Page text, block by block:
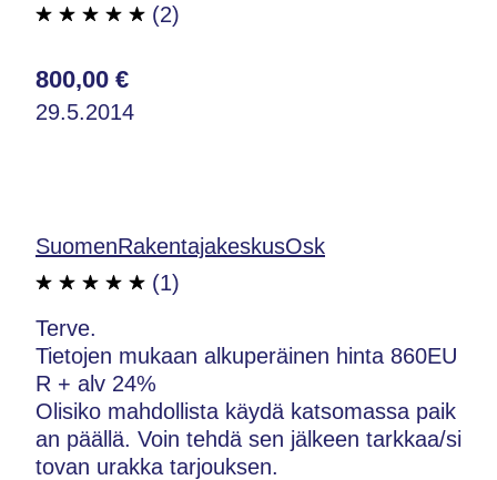
(2)
800,00 €
29.5.2014
SuomenRakentajakeskusOsk
(1)
Terve.
Tietojen mukaan alkuperäinen hinta 860EU
R + alv 24%
Olisiko mahdollista käydä katsomassa paik
an päällä. Voin tehdä sen jälkeen tarkkaa/si
tovan urakka tarjouksen.